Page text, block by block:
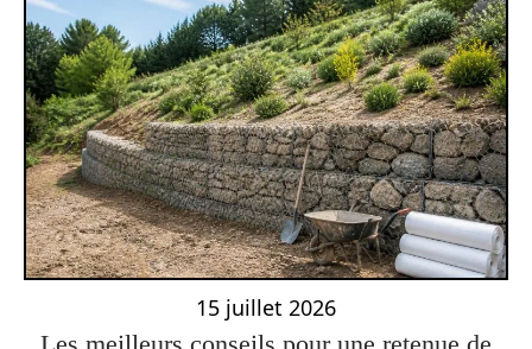
15 juillet 2026